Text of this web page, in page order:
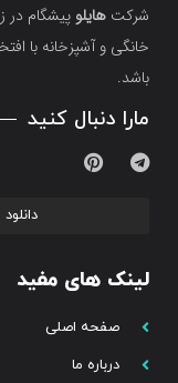
شرکت هایلو پیشگام
خانگی و آشپزخانه با
باشد.
مارا دنبال کنید
لینک های مفید
صفحه اصلی
درباره ما